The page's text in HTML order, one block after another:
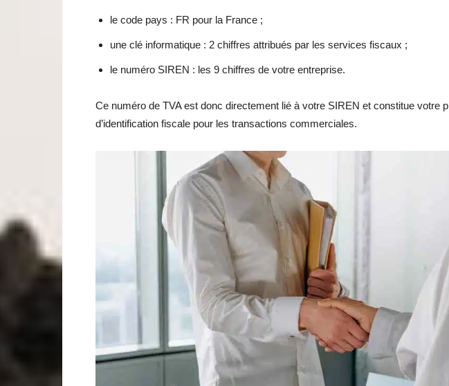
le code pays : FR pour la France ;
une clé informatique : 2 chiffres attribués par les services fiscaux ;
le numéro SIREN : les 9 chiffres de votre entreprise.
Ce numéro de TVA est donc directement lié à votre SIREN et constitue votre
d’identification fiscale pour les transactions commerciales.